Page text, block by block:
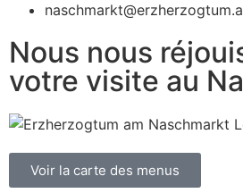
Nous nous
votre visite au
Voir la carte des menus